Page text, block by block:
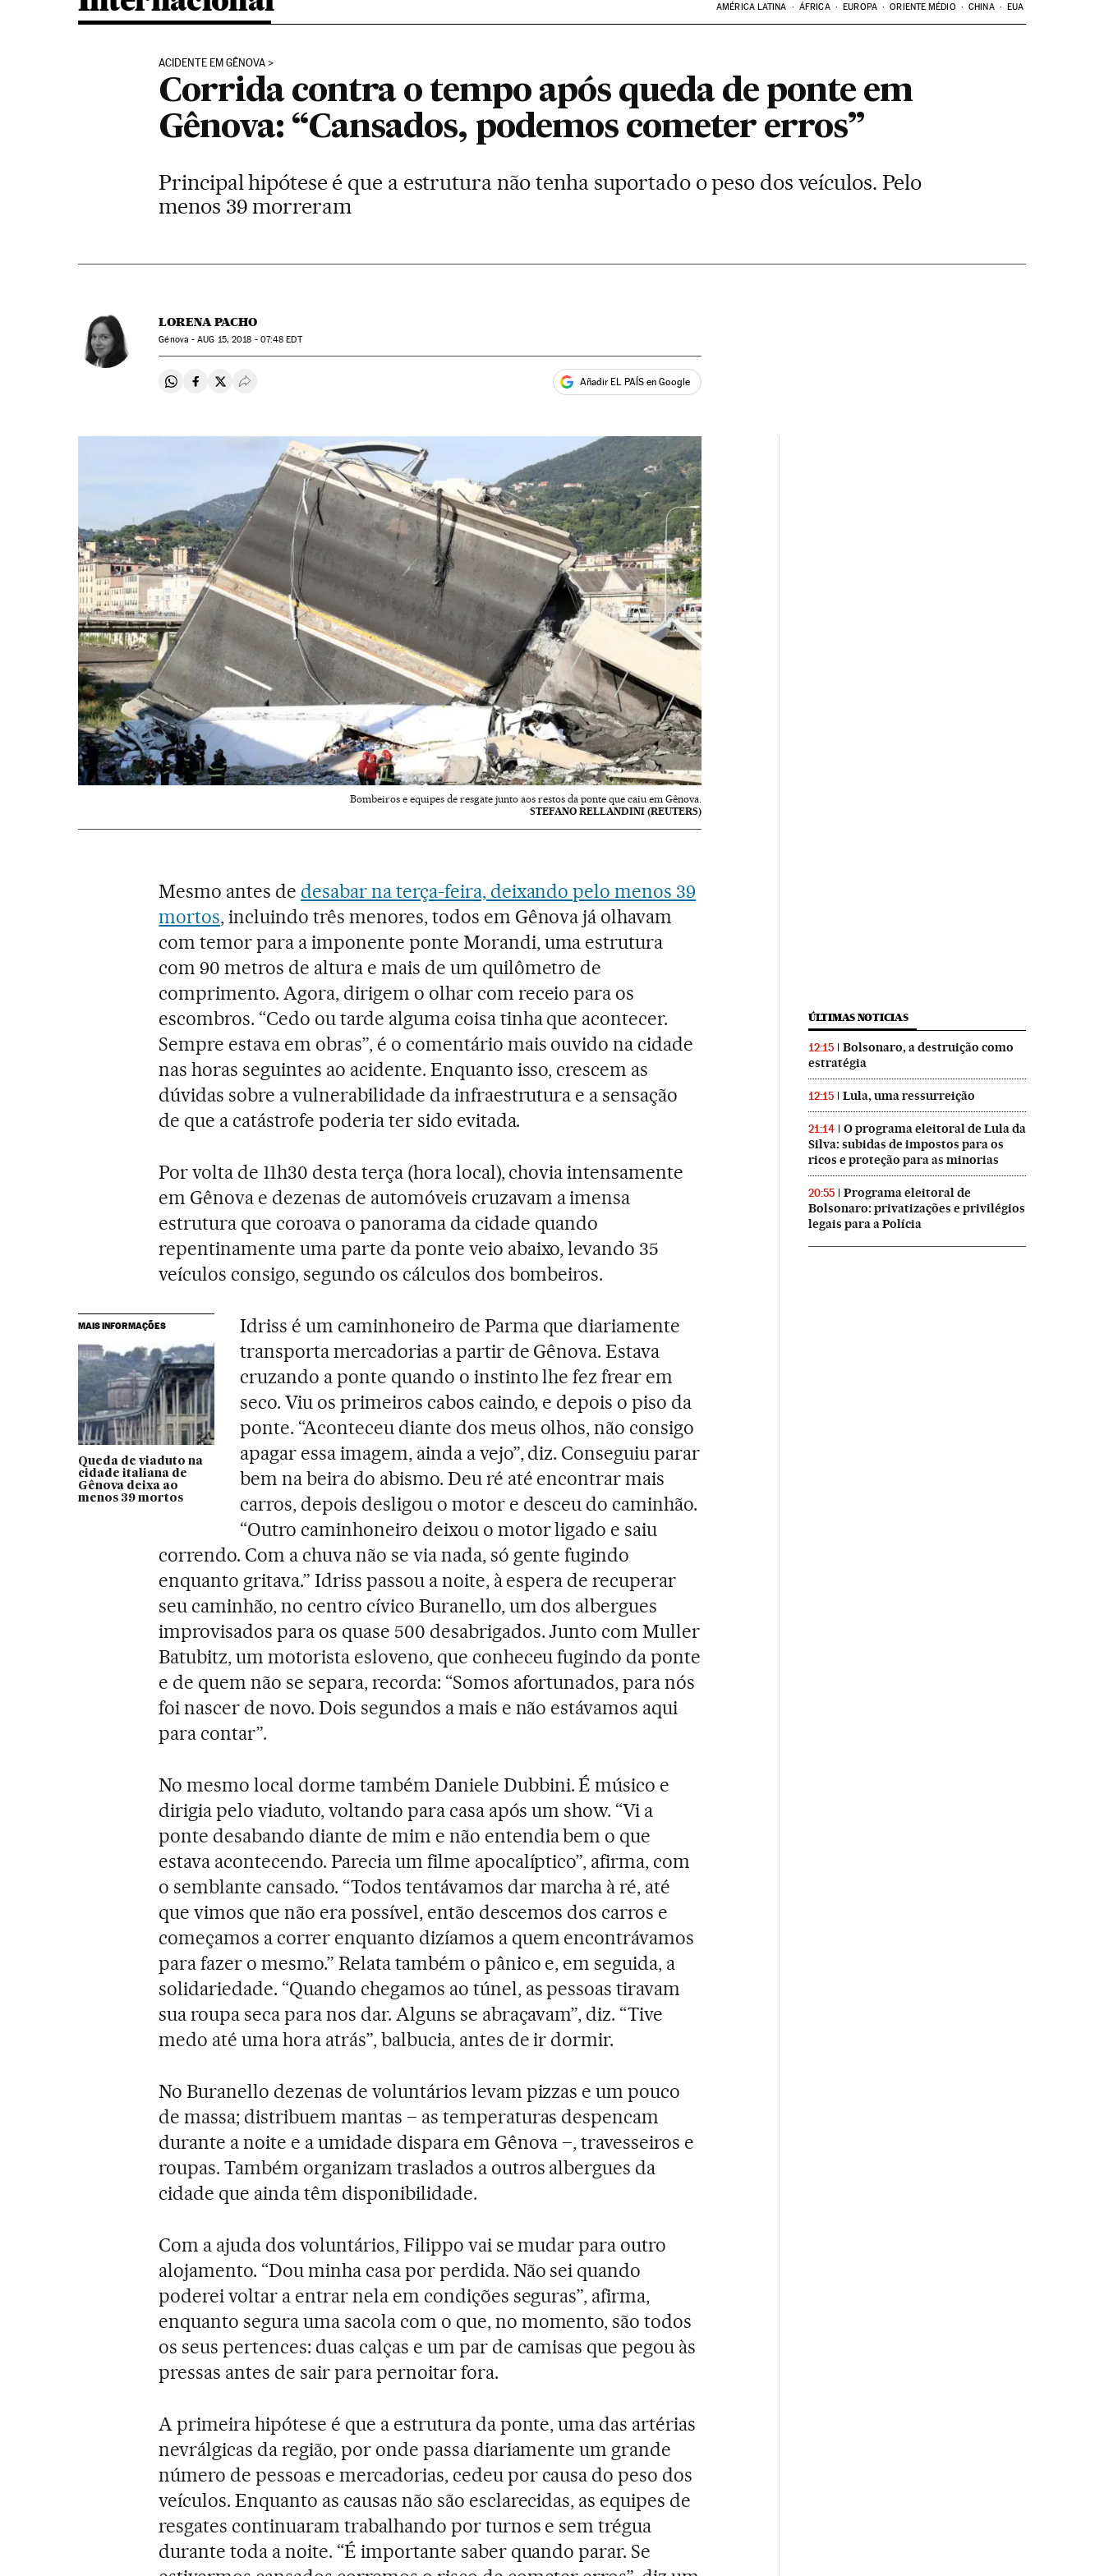
AMÉRICA LATINA ÁFRICA EUROPA ORIENTE MÉDIO CHINA EUA
ACIDENTE EM GÊNOVA
Corrida contra o tempo após queda de ponte em
Gênova: “Cansados, podemos cometer erros”
Principal hipótese é que a estrutura não tenha suportado o peso dos veículos. Pelo
menos 39 morreram
LORENA PACHO
Génova -AUG 15, 2018 - 07:48 EDT
Compartir en Whatsapp
Compartir en Facebook
Compartir en Twitter
Desplegar Redes Sociales Añadir EL PAÍS en Google
Bombeiros e equipes de resgate junto aos restos da ponte que caiu em Gênova.
STEFANO RELLANDINI (REUTERS)
Mesmo antes de desabar na terça-feira, deixando pelo menos 39
mortos, incluindo três menores, todos em Gênova já olhavam
com temor para a imponente ponte Morandi, uma estrutura
com 90 metros de altura e mais de um quilômetro de
comprimento. Agora, dirigem o olhar com receio para os
escombros. “Cedo ou tarde alguma coisa tinha que acontecer.
Sempre estava em obras”, é o comentário mais ouvido na cidade
nas horas seguintes ao acidente. Enquanto isso, crescem as
dúvidas sobre a vulnerabilidade da infraestrutura e a sensação
de que a catástrofe poderia ter sido evitada.
Por volta de 11h30 desta terça (hora local), chovia intensamente
em Gênova e dezenas de automóveis cruzavam a imensa
estrutura que coroava o panorama da cidade quando
repentinamente uma parte da ponte veio abaixo, levando 35
veículos consigo, segundo os cálculos dos bombeiros.
MAIS INFORMAÇÕES
Queda de viaduto na
cidade italiana de
Gênova deixa ao
menos 39 mortos
Idriss é um caminhoneiro de Parma que diariamente
transporta mercadorias a partir de Gênova. Estava
cruzando a ponte quando o instinto lhe fez frear em
seco. Viu os primeiros cabos caindo, e depois o piso da
ponte. “Aconteceu diante dos meus olhos, não consigo
apagar essa imagem, ainda a vejo”, diz. Conseguiu parar
bem na beira do abismo. Deu ré até encontrar mais
carros, depois desligou o motor e desceu do caminhão.
“Outro caminhoneiro deixou o motor ligado e saiu
correndo. Com a chuva não se via nada, só gente fugindo
enquanto gritava.” Idriss passou a noite, à espera de recuperar
seu caminhão, no centro cívico Buranello, um dos albergues
improvisados para os quase 500 desabrigados. Junto com Muller
Batubitz, um motorista esloveno, que conheceu fugindo da ponte
e de quem não se separa, recorda: “Somos afortunados, para nós
foi nascer de novo. Dois segundos a mais e não estávamos aqui
para contar”.
No mesmo local dorme também Daniele Dubbini. É músico e
dirigia pelo viaduto, voltando para casa após um show. “Vi a
ponte desabando diante de mim e não entendia bem o que
estava acontecendo. Parecia um filme apocalíptico”, afirma, com
o semblante cansado. “Todos tentávamos dar marcha à ré, até
que vimos que não era possível, então descemos dos carros e
começamos a correr enquanto dizíamos a quem encontrávamos
para fazer o mesmo.” Relata também o pânico e, em seguida, a
solidariedade. “Quando chegamos ao túnel, as pessoas tiravam
sua roupa seca para nos dar. Alguns se abraçavam”, diz. “Tive
medo até uma hora atrás”, balbucia, antes de ir dormir.
No Buranello dezenas de voluntários levam pizzas e um pouco
de massa; distribuem mantas – as temperaturas despencam
durante a noite e a umidade dispara em Gênova –, travesseiros e
roupas. Também organizam traslados a outros albergues da
cidade que ainda têm disponibilidade.
Com a ajuda dos voluntários, Filippo vai se mudar para outro
alojamento. “Dou minha casa por perdida. Não sei quando
poderei voltar a entrar nela em condições seguras”, afirma,
enquanto segura uma sacola com o que, no momento, são todos
os seus pertences: duas calças e um par de camisas que pegou às
pressas antes de sair para pernoitar fora.
A primeira hipótese é que a estrutura da ponte, uma das artérias
nevrálgicas da região, por onde passa diariamente um grande
número de pessoas e mercadorias, cedeu por causa do peso dos
veículos. Enquanto as causas não são esclarecidas, as equipes de
resgates continuaram trabalhando por turnos e sem trégua
durante toda a noite. “É importante saber quando parar. Se
ÚLTIMAS NOTICIAS
12:15
Bolsonaro, a destruição como
estratégia
12:15 Lula, uma ressurreição
21:14
O programa eleitoral de Lula da
Silva: subidas de impostos para os
ricos e proteção para as minorias
20:55
Programa eleitoral de
Bolsonaro: privatizações e privilégios
legais para a Polícia